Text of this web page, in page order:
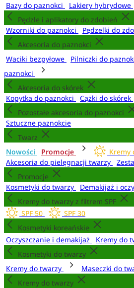
Bazy do paznokci
Lakiery hybrydowe
Pędzle i aplikatory do zdobień
Wzorniki do paznokci
Pędzelki do
Akcesoria do paznokci
Waciki bezpyłowe
Pilniczki do
paznokci
Akcesoria do skórek
Kopytka do paznokci
Cążki do skórek
Pozostałe akcesoria do paznokci
Sztuczne paznokcie
Twarz
Nowości
Promocje Kremy
Akcesoria do pielęgnacji twarzy
Promocje
Kosmetyki do twarzy
Demakijaż i
Kremy do twarzy z filtrem SPF
SPF 50
SPF 30
Kosmetyki koreańskie
Oczyszczanie i demakijaż
Kremy do
Kosmetyki do twarzy
Kremy do twarzy
Maseczki do
Kremy do twarzy